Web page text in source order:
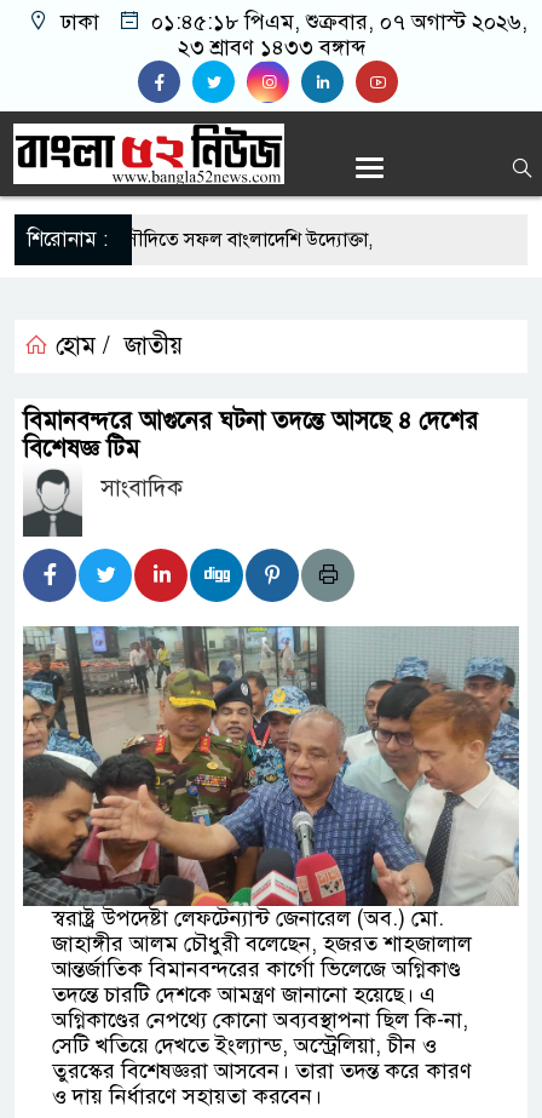
ঢাকা ০১:৪৫:১৮ পিএম, শুক্রবার, ০৭ অগাস্ট ২০২৬,
২৩ শ্রাবণ ১৪৩৩ বঙ্গাব্দ
শিরোনাম :
সুযোগে সৌদিতে সফল বাংলাদেশি উদ্যোক্তা,
মিলল মাইক্রোপ্লাস্টিক, বেশি কই মাছে
ব্যবসায়িক অগ্রযাত্রায় নতুন অধ্যায়
স্থিতিশীল সরকার,প্রবাসীদের বিনিয়োগের এখনই
স্থিতিশীল সরকার,প্রবাসীদের বিনিয়োগের এখনই
নিচে গাঁজার ড্রাম, মাদক কারবারি আটক
বাজেট সংশোধনের দাবিতে ফরিদগঞ্জে অহিংস
উঠান বৈঠক
অবৈধ লেনদেনে জড়িয়ে পড়ছে স্থানীয় বিকাশ
নদীতে যৌথ অভিযানে ৩টি অবৈধ বাঁধা জাল জব্দ
হোম / জাতীয়
বিমানবন্দরে আগুনের ঘটনা তদন্তে আসছে ৪ দেশের
বিশেষজ্ঞ টিম
সাংবাদিক
স্বরাষ্ট্র উপদেষ্টা লেফটেন্যান্ট জেনারেল (অব.) মো.
জাহাঙ্গীর আলম চৌধুরী বলেছেন, হজরত শাহজালাল
আন্তর্জাতিক বিমানবন্দরের কার্গো ভিলেজে অগ্নিকাণ্ড
তদন্তে চারটি দেশকে আমন্ত্রণ জানানো হয়েছে। এ
অগ্নিকাণ্ডের নেপথ্যে কোনো অব্যবস্থাপনা ছিল কি-না,
সেটি খতিয়ে দেখতে ইংল্যান্ড, অস্ট্রেলিয়া, চীন ও
তুরস্কের বিশেষজ্ঞরা আসবেন। তারা তদন্ত করে কারণ
ও দায় নির্ধারণে সহায়তা করবেন।